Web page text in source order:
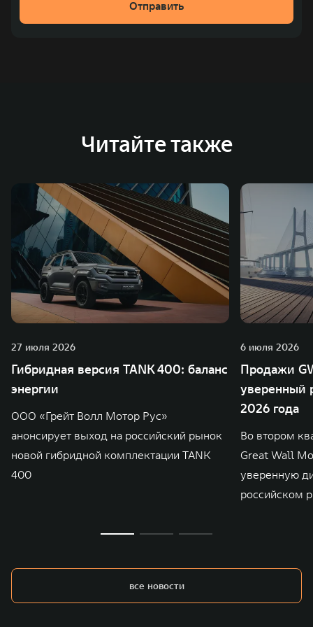
место по объёмам продаж пикапов в Китае. На
зарубежных – в России, Таиланде, Бразилии и Индии, а
Отправить
Читайте также
27 июля 2026
Гибридная версия TANK 400: баланс
энергии
ООО «Грейт Волл Мотор Рус»
анонсирует выход на российский рынок
новой гибридной комплектации TANK
400
6 июля 2026
Продажи
уверенный
2026 года
Во втором
Great Wall
уверенную
российском
все новости